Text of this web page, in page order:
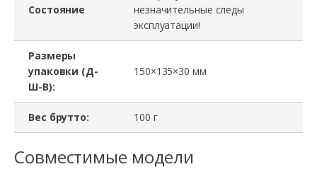
SFP+,
16
100m,
Состояние
незначительные следы
эксплуатации!
Размеры
упаковки (Д-
Ш-В):
150×135×30 мм
Вес брутто: 100 г
Совместимые модели